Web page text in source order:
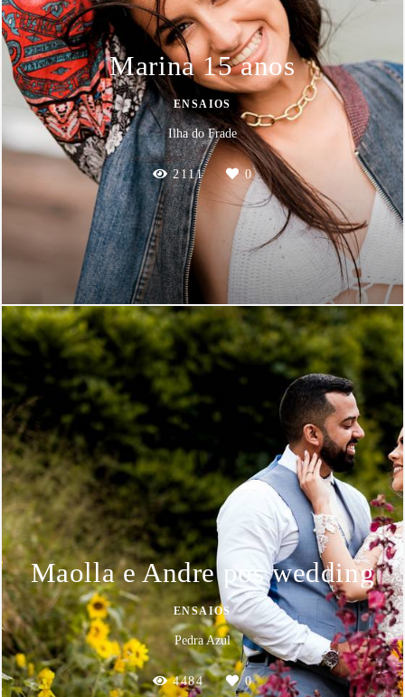
Marina 15 anos
ENSAIOS
Ilha do Frade
2111 0
Maolla e Andre pos wedding
ENSAIOS
Pedra Azul
4484 0